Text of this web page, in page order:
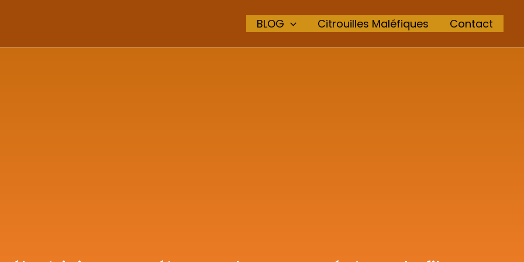
BLOG Citrouilles Maléfiques Contact